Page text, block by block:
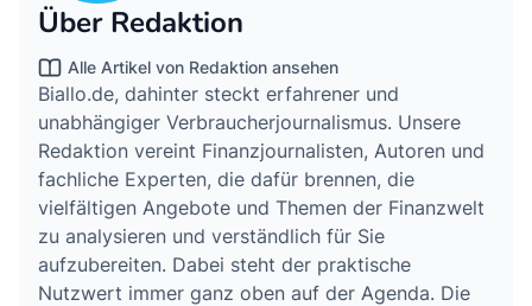
Über Redaktion
Alle Artikel von Redaktion ansehen
Biallo.de, dahinter steckt erfahrener und
unabhängiger Verbraucherjournalismus. Unsere
Redaktion vereint Finanzjournalisten, Autoren und
fachliche Experten, die dafür brennen, die
vielfältigen Angebote und Themen der Finanzwelt
zu analysieren und verständlich für Sie
aufzubereiten. Dabei steht der praktische
Nutzwert immer ganz oben auf der Agenda. Die